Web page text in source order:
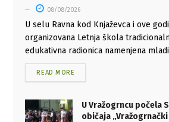
08/08/2026
U selu Ravna kod Knjaževca i ove
organizovana Letnja škola
edukativna radionica namenjena
READ MORE
U Vražogrncu počela
običaja